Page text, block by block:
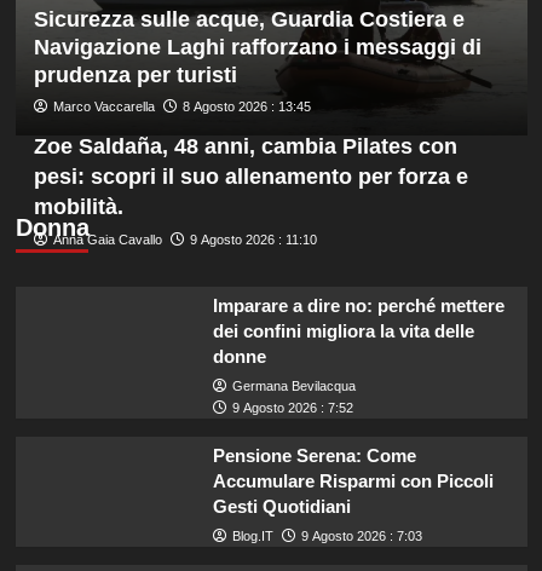
numero
uno
del
mondo
Sicurezza sulle acque, Guardia Costiera e
Navigazione Laghi rafforzano i messaggi di
prudenza per turisti
Marco Vaccarella 8 Agosto 2026 : 13:45
Donna
Zoe Saldaña, 48 anni, cambia Pilates con
pesi: scopri il suo allenamento per forza e
mobilità.
Anna Gaia Cavallo 9 Agosto 2026 : 11:10
Imparare a dire no: perché mettere
dei confini migliora la vita delle
donne
Germana Bevilacqua
9 Agosto 2026 : 7:52
Pensione Serena: Come
Accumulare Risparmi con Piccoli
Gesti Quotidiani
Blog.IT 9 Agosto 2026 : 7:03